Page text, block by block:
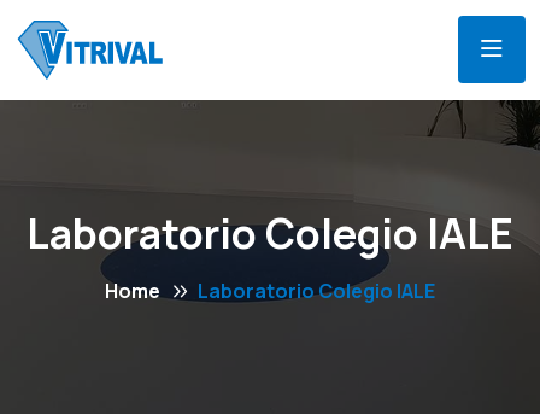
Laboratorio Colegio IALE
Home Laboratorio Colegio IALE